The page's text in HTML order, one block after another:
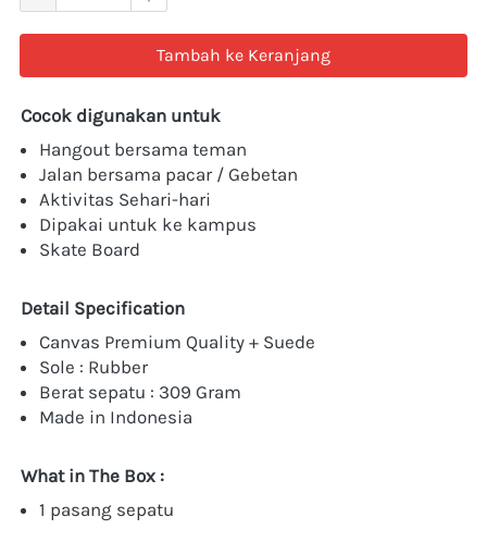
`
Tambah ke Keranjang
Cocok digunakan untuk
Hangout bersama teman
Jalan bersama pacar / Gebetan
Aktivitas Sehari-hari
Dipakai untuk ke kampus
Skate Board
Detail Specification
Canvas Premium Quality + Suede
Sole : Rubber
Berat sepatu : 309 Gram
Made in Indonesia
What in The Box :
1 pasang sepatu